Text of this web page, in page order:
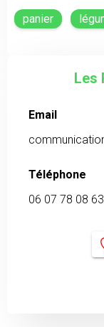
panier
Les
Email
Téléphone
06 07 78 08 63